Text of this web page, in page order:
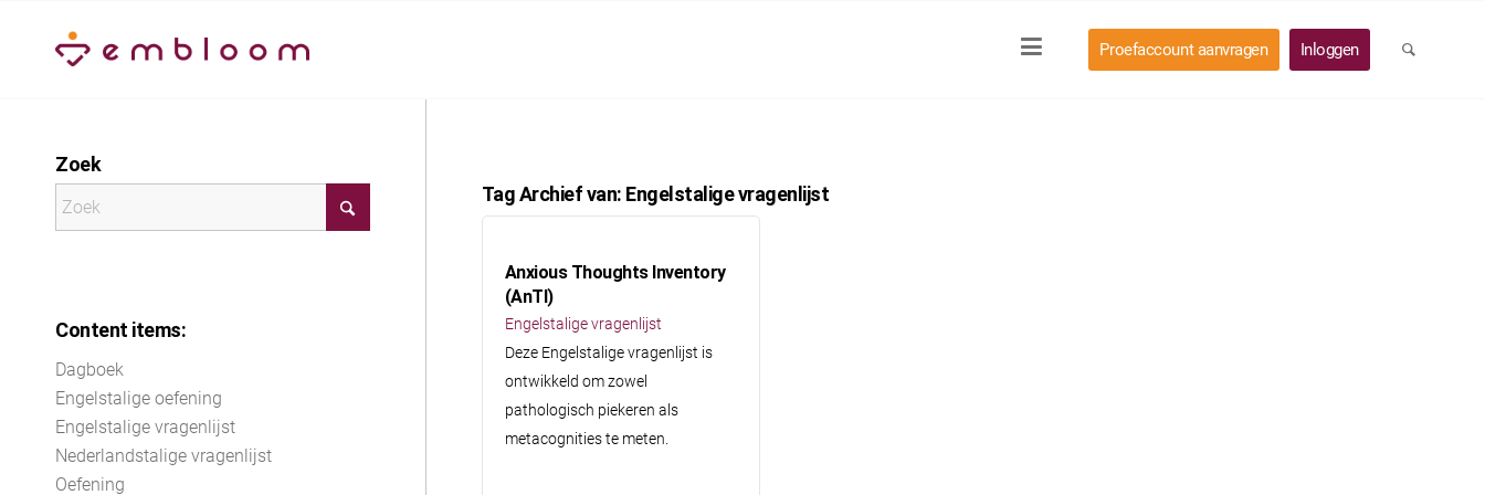
Proefaccount aanvragen Inloggen
Tag Archief van: Engelstalige vragenlijst
Anxious Thoughts Inventory
(AnTI)
Engelstalige vragenlijst
Deze Engelstalige vragenlijst is
ontwikkeld om zowel
pathologisch piekeren als
metacognities te meten.
Zoek
Content items:
Dagboek
Engelstalige oefening
Engelstalige vragenlijst
Nederlandstalige vragenlijst
Oefening